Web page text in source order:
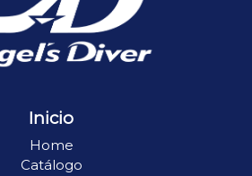
Inicio
Home
Catálogo